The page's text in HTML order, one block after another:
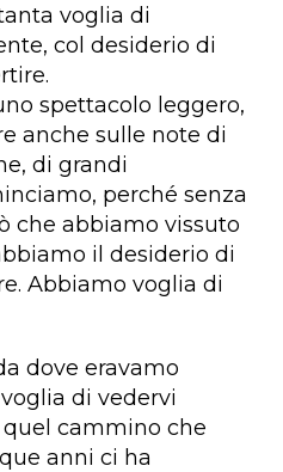
voglia di
col desiderio di
spettacolo leggero,
anche sulle note di
di grandi
perché senza
che abbiamo vissuto
il desiderio di
Abbiamo voglia di
dove eravamo
di vedervi
cammino che
anni ci ha